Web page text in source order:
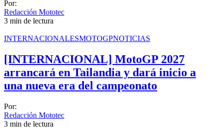
Por:
Redacción Mototec
3 min de lectura
INTERNACIONALESMOTOGPNOTICIAS
[INTERNACIONAL] MotoGP 2027
arrancará en Tailandia y dará inicio a
una nueva era del campeonato
Por:
Redacción Mototec
3 min de lectura